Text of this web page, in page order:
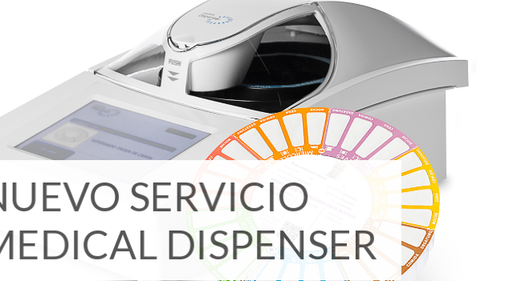
NUEVO SERVICIO
MEDICAL DISPENSER